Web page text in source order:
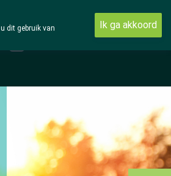
dit gebruik van
Ik ga akkoord